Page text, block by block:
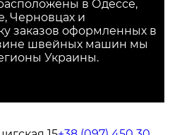
в Одессе,
Черновцах и
заказов оформленных в
швейных машин мы
Украины.